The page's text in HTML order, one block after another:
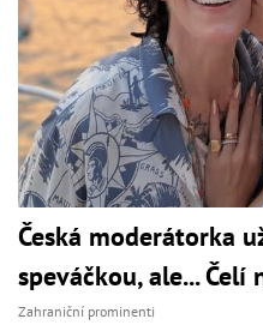
Česká moderátorka
speváčkou, ale...
Zahraniční prominenti